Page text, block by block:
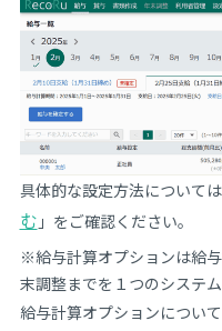
具体的な設定方法について
む 」をご確認ください。
※給与計算オプションは給
末調整までを１つのシステム
給与計算オプションについ